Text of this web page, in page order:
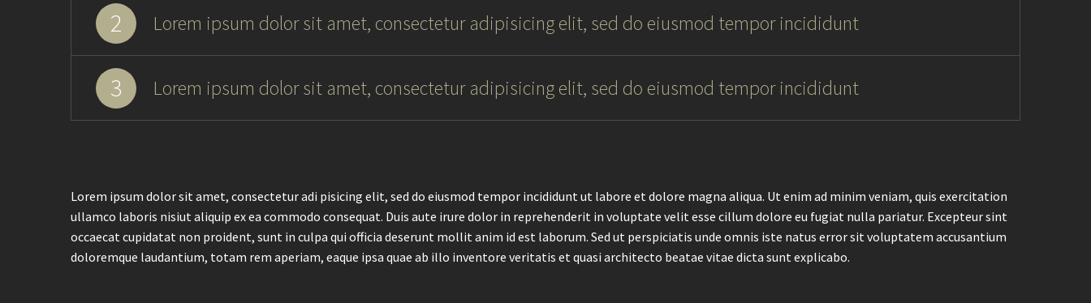
2 Lorem ipsum dolor sit amet, consectetur adipisicing elit, sed do eiusmod tempor incididunt
3 Lorem ipsum dolor sit amet, consectetur adipisicing elit, sed do eiusmod tempor incididunt
Lorem ipsum dolor sit amet, consectetur adi pisicing elit, sed do eiusmod tempor incididunt ut labore et dolore magna aliqua. Ut enim ad minim veniam, quis exercitation
ullamco laboris nisiut aliquip ex ea commodo consequat. Duis aute irure dolor in reprehenderit in voluptate velit esse cillum dolore eu fugiat nulla pariatur. Excepteur sint
occaecat cupidatat non proident, sunt in culpa qui officia deserunt mollit anim id est laborum. Sed ut perspiciatis unde omnis iste natus error sit voluptatem accusantium
doloremque laudantium, totam rem aperiam, eaque ipsa quae ab illo inventore veritatis et quasi architecto beatae vitae dicta sunt explicabo.